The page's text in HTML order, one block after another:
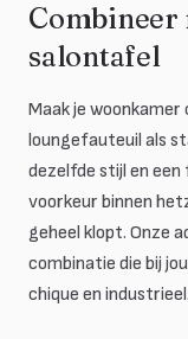
Combineer
salontafel
Maak je
loungefauteuil als
dezelfde stijl en
voorkeur binnen
geheel klopt. Onze
combinatie die bij
chique en industrieel.